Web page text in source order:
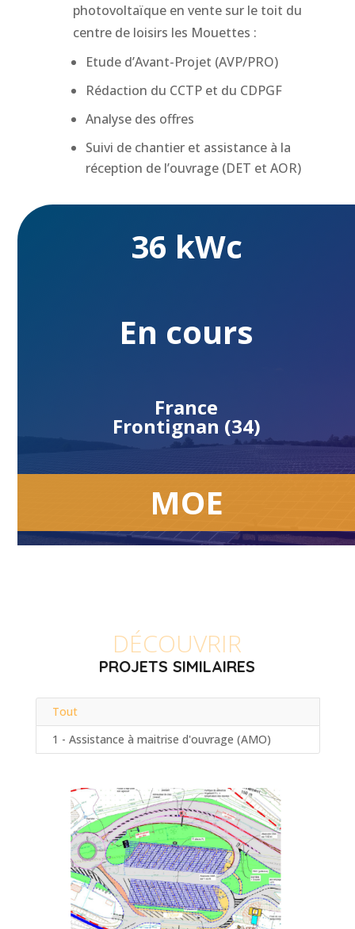
photovoltaïque en vente sur le toit du
centre de loisirs les Mouettes :
Etude d’Avant-Projet (AVP/PRO)
Rédaction du CCTP et du CDPGF
Analyse des offres
Suivi de chantier et assistance à la
réception de l’ouvrage (DET et AOR)
36 kWc
En cours
France
Frontignan (34)
MOE
DÉCOUVRIR
PROJETS SIMILAIRES
Tout
1 - Assistance à maitrise d'ouvrage (AMO)